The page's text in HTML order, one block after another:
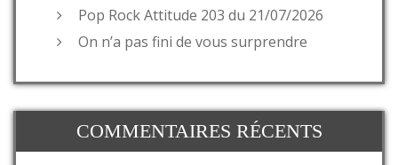
Pop Rock Attitude 203 du 21/07/2026
On n’a pas fini de vous surprendre
COMMENTAIRES RÉCENTS